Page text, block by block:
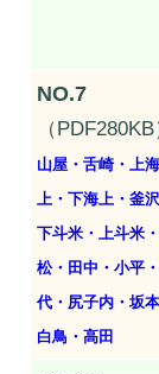
NO.7
（PDF280KB
山屋・舌崎・上海
上・下海上・釜沢
下斗米・上斗米
松・田中・小平・
代・尻子内・坂本
白鳥・高田